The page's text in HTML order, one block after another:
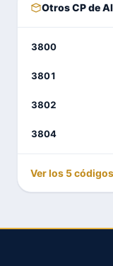
Otros CP de
3800
3801
3802
3804
Ver los 5